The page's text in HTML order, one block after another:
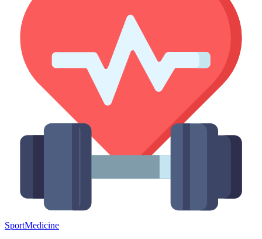
SportMedicine